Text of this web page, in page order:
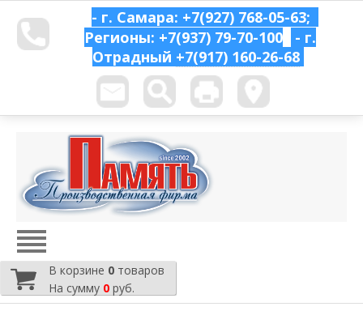
- г. Самара: +7(927) 768-05-63;
Регионы: +7(937) 79-70-100
- г.
Отрадный +7(917) 160-26-68
В корзине 0 товаров
На сумму 0 руб.